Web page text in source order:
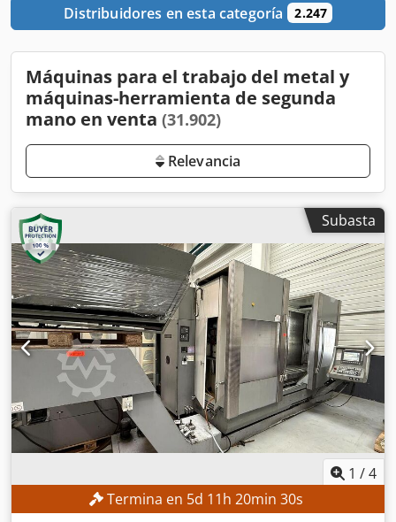
Distribuidores en esta categoría 2.247
Máquinas para el trabajo del metal y
máquinas-herramienta de segunda
mano en venta (31.902)
Relevancia
Subasta
1 /4
Termina en 5d 11h 20min 28s